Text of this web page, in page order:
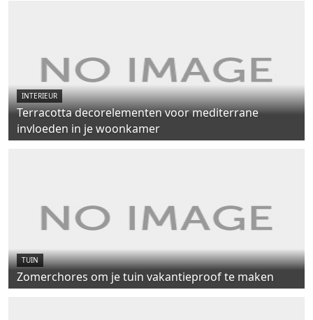
INTERIEUR
Terracotta decorelementen voor mediterrane
invloeden in je woonkamer
TUIN
Zomerchores om je tuin vakantieproof te maken